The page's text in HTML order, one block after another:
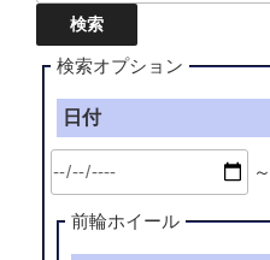
ン
検索オプション
日付
～
前輪ホイール